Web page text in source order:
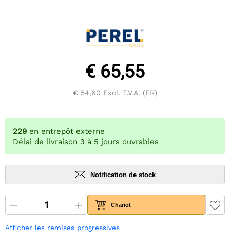
€ 65,55
€ 54,60 Excl. T.V.A. (FR)
229 en entrepôt externe
Délai de livraison 3 à 5 jours ouvrables
Notification de stock
Chariot
Afficher les remises progressives